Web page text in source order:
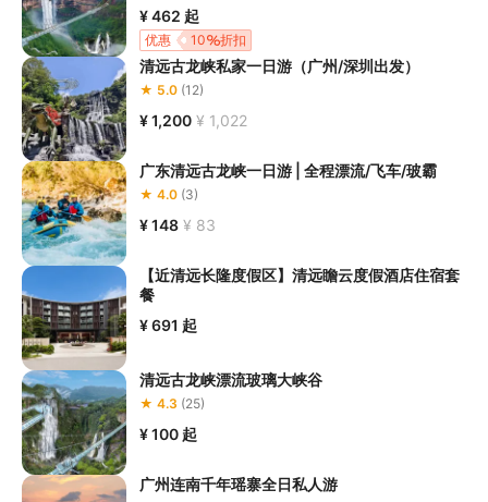
服工作人员沟通了解本产品内各项目的准入年龄、准入身高及准入
体重等准入要求
，否则预订失败或预订后无法成行的后果由您自行
承担；
5.请您在
参与项目期间全程穿戴好安全护具，避免发生意外事件；
6.若您在项目进行过程中感到任何不适，请及时与工作人员进行沟
通，工作人员将会及时为您提供必要支持。
¥ 462 起
10 折扣
优惠
清远古龙峡私家一日游（广州/深圳出发）
★ 5.0 (12)
¥ 1,200 ¥ 1,022
广东清远古龙峡一日游 | 全程漂流/飞车/玻霸
★ 4.0 (3)
¥ 148 ¥ 83
【近清远长隆度假区】清远瞻云度假酒店住宿套
餐
¥ 691 起
清远古龙峡漂流玻璃大峡谷
★ 4.3 (25)
¥ 100 起
广州连南千年瑶寨全日私人游